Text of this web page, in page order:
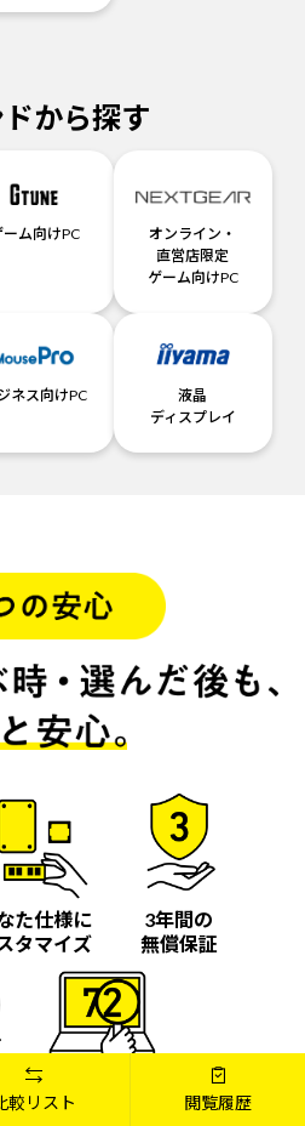
較リスト 閲覧履歴
から探す
ーム向けPC
オンライン・
直営店限定
ゲーム向けPC
ネス向けPC
液晶
ディスプレイ
た仕様に
タマイズ
3年間の
無償保証
72時間以内